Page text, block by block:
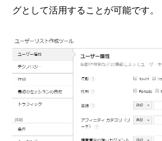
グとして活用することが可能です。